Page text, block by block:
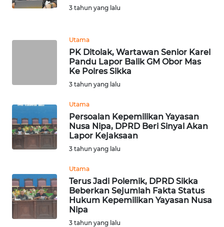
3 tahun yang lalu
Utama
PK Ditolak, Wartawan Senior Karel
Pandu Lapor Balik GM Obor Mas
Ke Polres Sikka
3 tahun yang lalu
Utama
Persoalan Kepemilikan Yayasan
Nusa Nipa, DPRD Beri Sinyal Akan
Lapor Kejaksaan
3 tahun yang lalu
Utama
Terus Jadi Polemik, DPRD Sikka
Beberkan Sejumlah Fakta Status
Hukum Kepemilikan Yayasan Nusa
Nipa
3 tahun yang lalu
WN
SUMEDANG
WN
CIANJUR
KEPULAUAN
SERIBU
WN